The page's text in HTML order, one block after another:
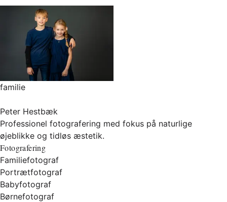
familie
Peter Hestbæk
Professionel fotografering med fokus på naturlige
øjeblikke og tidløs æstetik.
Fotografering
Familiefotograf
Portrætfotograf
Babyfotograf
Børnefotograf